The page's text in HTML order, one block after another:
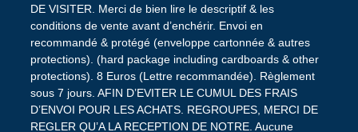
DE VISITER. Merci de bien lire le descriptif & les
conditions de vente avant d’enchérir. Envoi en
recommandé & protégé (enveloppe cartonnée & autres
protections). (hard package including cardboards & other
protections). 8 Euros (Lettre recommandée). Règlement
sous 7 jours. AFIN D’EVITER LE CUMUL DES FRAIS
D’ENVOI POUR LES ACHATS. REGROUPES, MERCI DE
REGLER QU’A LA RECEPTION DE NOTRE. Aucune